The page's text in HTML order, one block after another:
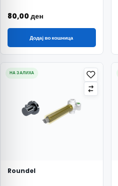
80,00 ден
Додај во кошница
НА ЗАЛИХА
Roundel